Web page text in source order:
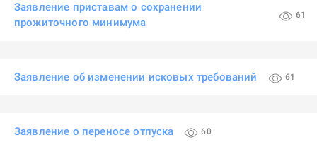
Заявление приставам о сохранении
прожиточного минимума
61
Заявление об изменении исковых требований 61
Заявление о переносе отпуска 60